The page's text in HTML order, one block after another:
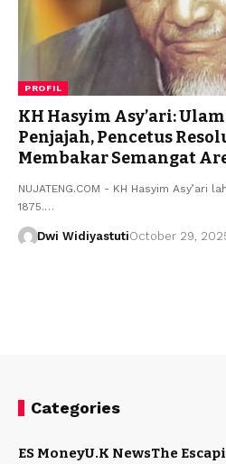
PROFIL
KH Hasyim Asy’ari:
Penjajah, Pencetus
Membakar Semangat
NUJATENG.COM - KH Hasyim Asy’ari
1875.…
Dwi WidiyastutiOctober 29,
Categories
ES MoneyU.K NewsThe